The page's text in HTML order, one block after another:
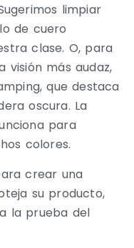
limpiar
de cuero
clase. O, para
visión más audaz,
que destaca
oscura. La
para
colores.
crear una
su producto,
la prueba del